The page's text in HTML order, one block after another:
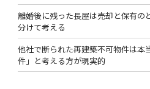
離婚後に残った長屋は売却と保有の
分けて考える
他社で断られた再建築不可物件は
件」と考える方が現実的